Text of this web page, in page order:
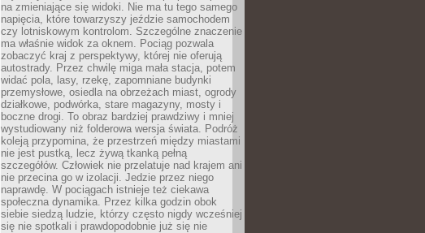
na zmieniające się widoki. Nie ma tu tego samego
napięcia, które towarzyszy jeździe samochodem
czy lotniskowym kontrolom. Szczególne znaczenie
ma właśnie widok za oknem. Pociąg pozwala
zobaczyć kraj z perspektywy, której nie oferują
autostrady. Przez chwilę miga mała stacja, potem
widać pola, lasy, rzekę, zapomniane budynki
przemysłowe, osiedla na obrzeżach miast, ogrody
działkowe, podwórka, stare magazyny, mosty i
boczne drogi. To obraz bardziej prawdziwy i mniej
wystudiowany niż folderowa wersja świata. Podróż
koleją przypomina, że przestrzeń między miastami
nie jest pustką, lecz żywą tkanką pełną
szczegółów. Człowiek nie przelatuje nad krajem ani
nie przecina go w izolacji. Jedzie przez niego
naprawdę. W pociągach istnieje też ciekawa
społeczna dynamika. Przez kilka godzin obok
siebie siedzą ludzie, którzy często nigdy wcześniej
się nie spotkali i prawdopodobnie już się nie